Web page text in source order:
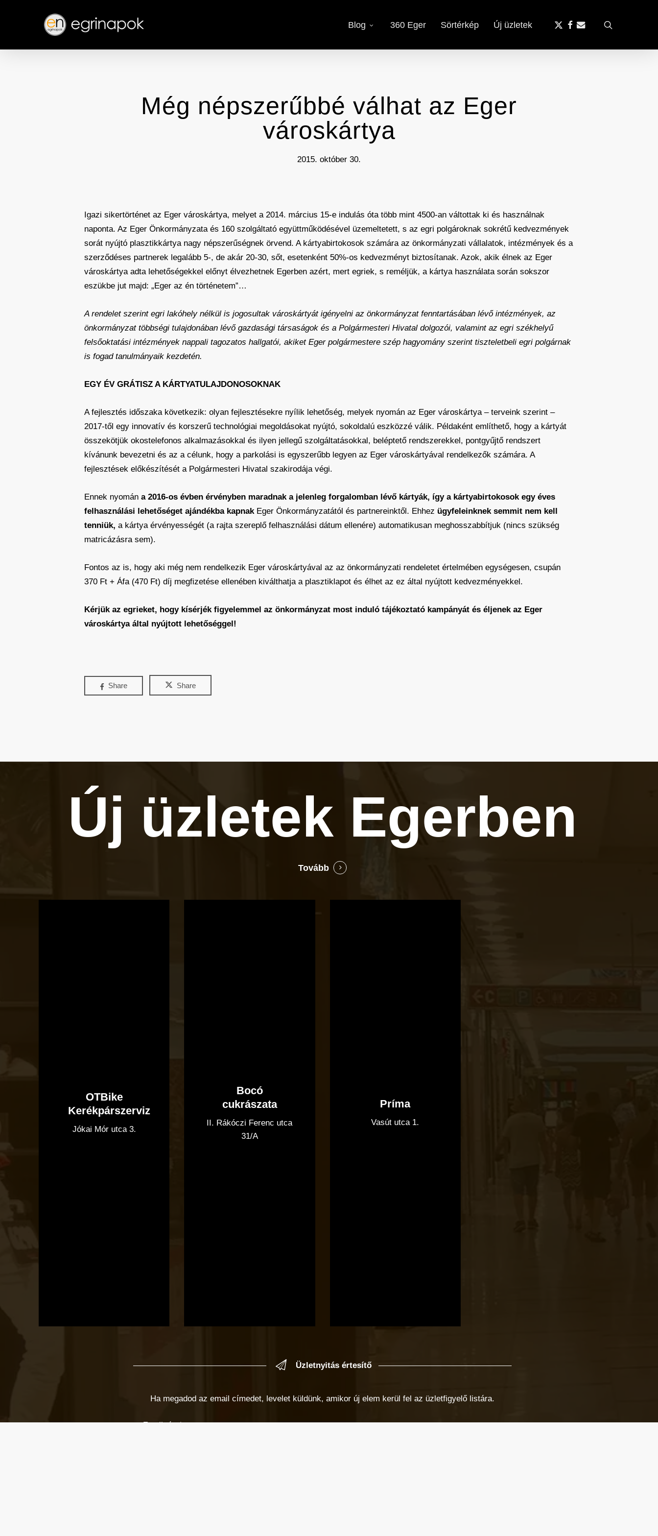
content
Blog 360 Eger Sörtérkép Új üzletek
x-
facebook
email
Még népszerűbbé válhat az Eger
városkártya
2015. október 30.
Igazi sikertörténet az Eger városkártya, melyet a 2014. március 15-e indulás óta több mint 4500-an váltottak ki és használnak
naponta. Az Eger Önkormányzata és 160 szolgáltató együttműködésével üzemeltetett, s az egri polgároknak sokrétű kedvezmények
sorát nyújtó plasztikkártya nagy népszerűségnek örvend. A kártyabirtokosok számára az önkormányzati vállalatok, intézmények és a
szerződéses partnerek legalább 5-, de akár 20-30, sőt, esetenként 50%-os kedvezményt biztosítanak. Azok, akik élnek az Eger
városkártya adta lehetőségekkel előnyt élvezhetnek Egerben azért, mert egriek, s reméljük, a kártya használata során sokszor
eszükbe jut majd: „Eger az én történetem”…
A rendelet szerint egri lakóhely nélkül is jogosultak városkártyát igényelni az önkormányzat fenntartásában lévő intézmények, az
önkormányzat többségi tulajdonában lévő gazdasági társaságok és a Polgármesteri Hivatal dolgozói, valamint az egri székhelyű
felsőoktatási intézmények nappali tagozatos hallgatói, akiket Eger polgármestere szép hagyomány szerint tiszteletbeli egri polgárnak
is fogad tanulmányaik kezdetén.
EGY ÉV GRÁTISZ A KÁRTYATULAJDONOSOKNAK
A fejlesztés időszaka következik: olyan fejlesztésekre nyílik lehetőség, melyek nyomán az Eger városkártya – terveink szerint –
2017-től egy innovatív és korszerű technológiai megoldásokat nyújtó, sokoldalú eszközzé válik. Példaként említhető, hogy a kártyát
összekötjük okostelefonos alkalmazásokkal és ilyen jellegű szolgáltatásokkal, beléptető rendszerekkel, pontgyűjtő rendszert
kívánunk bevezetni és az a célunk, hogy a parkolási is egyszerűbb legyen az Eger városkártyával rendelkezők számára. A
fejlesztések előkészítését a Polgármesteri Hivatal szakirodája végi.
Ennek nyomán a 2016-os évben érvényben maradnak a jelenleg forgalomban lévő kártyák, így a kártyabirtokosok egy éves
felhasználási lehetőséget ajándékba kapnakEger Önkormányzatától és partnereinktől. Ehhez ügyfeleinknek semmit nem kell
tenniük, a kártya érvényességét (a rajta szereplő felhasználási dátum ellenére) automatikusan meghosszabbítjuk (nincs szükség
matricázásra sem).
Fontos az is, hogy aki még nem rendelkezik Eger városkártyával az az önkormányzati rendeletet értelmében egységesen, csupán
370 Ft + Áfa (470 Ft) díj megfizetése ellenében kiválthatja a plasztiklapot és élhet az ez által nyújtott kedvezményekkel.
Kérjük az egrieket, hogy kísérjék figyelemmel az önkormányzat most induló tájékoztató kampányát és éljenek az Eger
városkártya által nyújtott lehetőséggel!
Share Share
Új üzletek Egerben
Tovább
OTBike
Kerékpárszerviz
Jókai Mór utca 3.
Bocó
cukrászata
II. Rákóczi Ferenc utca
31/A
Príma
Vasút utca 1.
Üzletnyitás értesítő
Ha megadod az email címedet, levelet küldünk, amikor új elem kerül fel az üzletfigyelő listára.
Email cím*